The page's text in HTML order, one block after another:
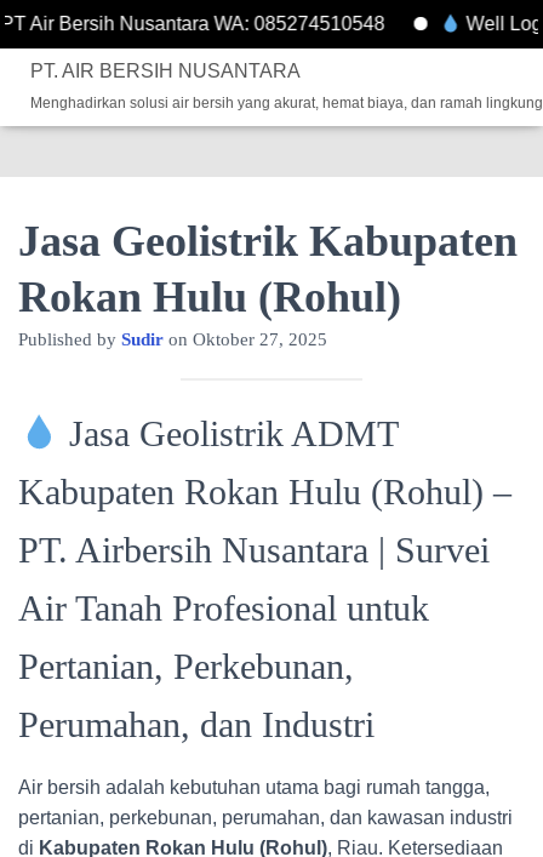
Nusantara WA: 085274510548 Well Logging
PT. AIR BERSIH NUSANTARA
Menghadirkan solusi air bersih yang akurat, hemat biaya, dan ramah
Jasa Geolistrik Kabupaten
Rokan Hulu (Rohul)
Published by Sudir on Oktober 27, 2025
Jasa Geolistrik ADMT
Kabupaten Rokan Hulu (Rohul) –
PT. Airbersih Nusantara | Survei
Air Tanah Profesional untuk
Pertanian, Perkebunan,
Perumahan, dan Industri
Air bersih adalah kebutuhan utama bagi rumah tangga,
pertanian, perkebunan, perumahan, dan kawasan industri
di Kabupaten Rokan Hulu (Rohul), Riau. Ketersediaan